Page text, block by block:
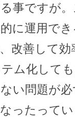
事ですが
に運用で
改善して
ム化して
い問題が
ったって